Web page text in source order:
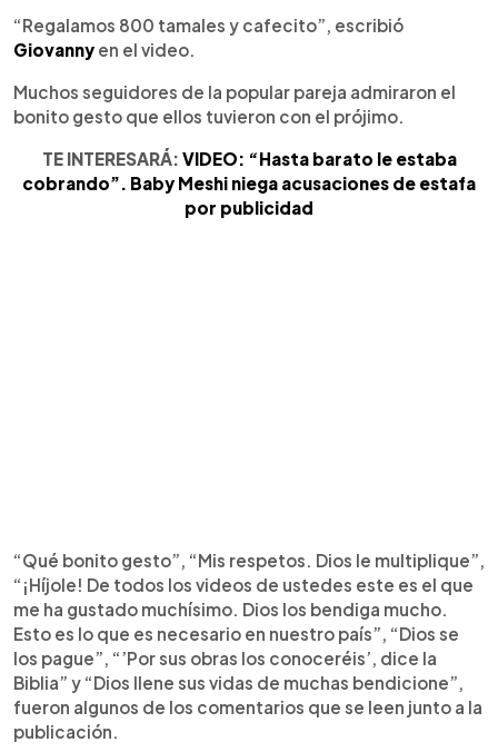
“Regalamos 800 tamales y cafecito”, escribió
Giovanny en el video.
Muchos seguidores de la popular pareja admiraron el
bonito gesto que ellos tuvieron con el prójimo.
TE INTERESARÁ: VIDEO: “Hasta barato le estaba
cobrando”. Baby Meshi niega acusaciones de estafa
por publicidad
“Qué bonito gesto”, “Mis respetos. Dios le multiplique”,
“¡Híjole! De todos los videos de ustedes este es el que
me ha gustado muchísimo. Dios los bendiga mucho.
Esto es lo que es necesario en nuestro país”, “Dios se
los pague”, “’Por sus obras los conoceréis’, dice la
Biblia” y “Dios llene sus vidas de muchas bendicione”,
fueron algunos de los comentarios que se leen junto a la
publicación.